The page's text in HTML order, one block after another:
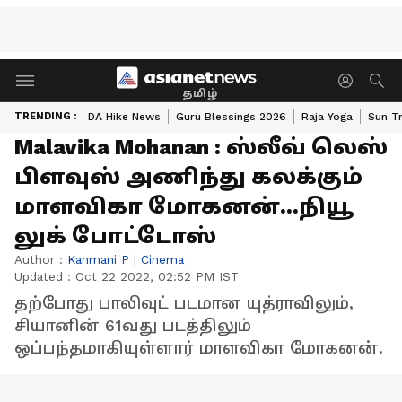
தமிழ்
TRENDING : DA Hike News Guru Blessings 2026 Raja Yoga Sun
Malavika Mohanan : ஸ்லீவ் லெஸ்
பிளவுஸ் அணிந்து கலக்கும்
மாளவிகா மோகனன்...நியூ
லுக் போட்டோஸ்
Author : Kanmani P | Cinema
Updated : Oct 22 2022, 02:52 PM IST
தற்போது பாலிவுட் படமான யுத்ராவிலும்,
சியானின் 61வது படத்திலும்
ஒப்பந்தமாகியுள்ளார் மாளவிகா மோகனன்.